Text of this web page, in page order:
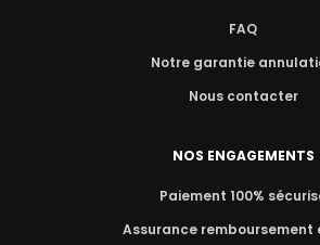
FAQ
Notre garantie
Nous contacter
NOS ENGAGEMENTS
Paiement 100%
Assurance remboursement